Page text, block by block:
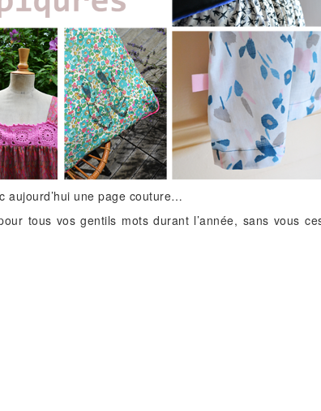
aujourd’hui une page couture…
tous vos gentils mots durant l’année, sans vous